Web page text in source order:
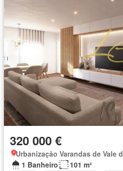
320 000 €
Urbanização Varandas de Vale
1 Banheiro
101 m²